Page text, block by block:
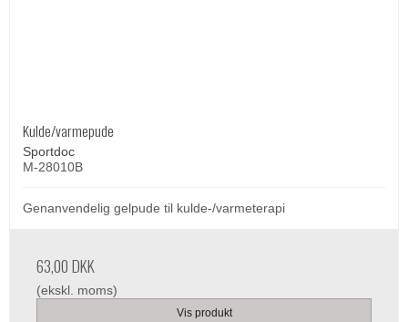
Kulde/varmepude
Sportdoc
M-28010B
Genanvendelig gelpude til kulde-/varmeterapi
63,00 DKK
(ekskl. moms)
Vis produkt